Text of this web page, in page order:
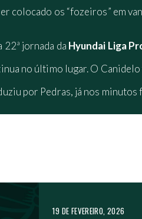
colocado os “fozeiros” em
22ª jornada da Hyundai Liga
no último lugar. O
por Pedras, já nos minutos
NOS
19 DE FEVEREIRO, 2026